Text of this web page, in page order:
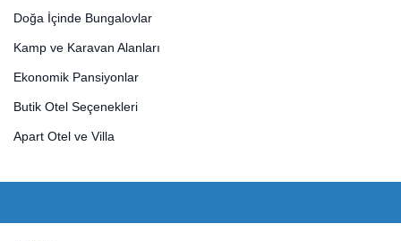
Doğa İçinde Bungalovlar
Kamp ve Karavan Alanları
Ekonomik Pansiyonlar
Butik Otel Seçenekleri
Apart Otel ve Villa